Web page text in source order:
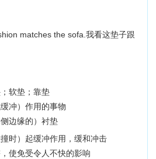
matches the sofa.我看这垫子跟
软垫；靠垫
冲）作用的事物
边缘的）衬垫
时）起缓冲作用，缓和冲击
使免受令人不快的影响